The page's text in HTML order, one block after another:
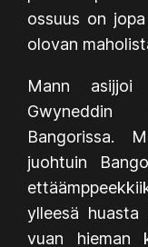
ossuus on
olovan
Mann asijjoi
Gwyneddin
Bangorissa.
juohtuin
ylleesä huasta
vuan hieman